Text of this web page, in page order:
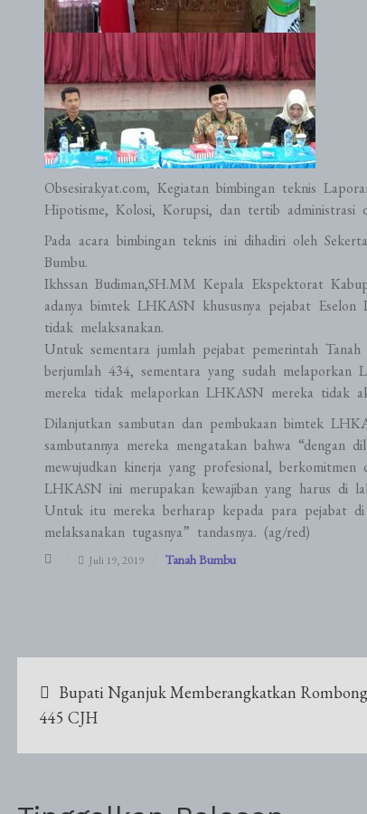
Obsesirakyat.com, Kegiatan bimbingan teknis
Hipotisme, Kolosi, Korupsi, dan tertib administrasi
Pada acara bimbingan teknis ini dihadiri oleh
Bumbu.
Ikhssan Budiman,SH.MM Kepala Ekspektorat
adanya bimtek LHKASN khususnya pejabat
tidak melaksanakan.
Untuk sementara jumlah pejabat pemerintah
berjumlah 434, sementara yang sudah melaporkan
mereka tidak melaporkan LHKASN mereka tidak
Dilanjutkan sambutan dan pembukaan bimtek
sambutannya mereka mengatakan bahwa “dengan
mewujudkan kinerja yang profesional,
LHKASN ini merupakan kewajiban yang harus di
Untuk itu mereka berharap kepada para pejabat
melaksanakan tugasnya” tandasnya. (ag/red)
Juli 19, 2019 Tanah Bumbu
Navigasi
pos
Bupati Nganjuk Memberangkatkan
445 CJH